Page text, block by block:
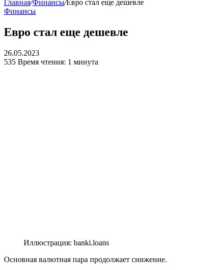
Главная/Финансы/Евро стал еще дешевле
Финансы
Евро стал еще дешевле
26.05.2023
535 Время чтения: 1 минута
Иллюстрация: banki.loans
Основная валютная пара продолжает снижение.